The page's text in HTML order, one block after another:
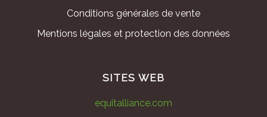
Conditions générales de vente
Mentions légales et protection des données
SITES WEB
equitalliance.com